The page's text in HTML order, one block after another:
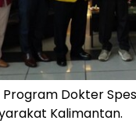
Program Dokter
Kalimantan.